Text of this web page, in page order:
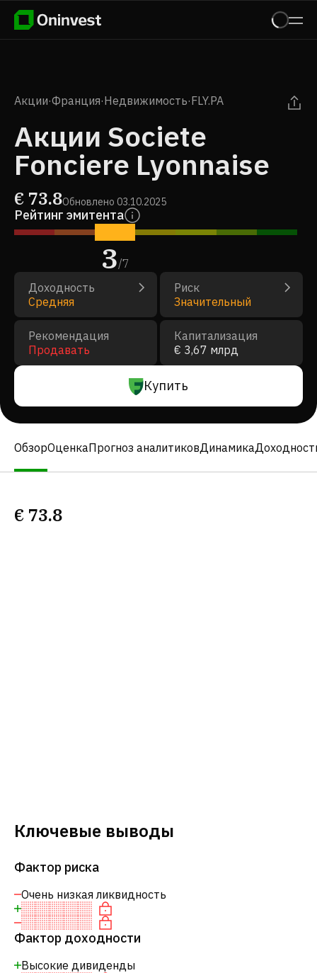
Акции·Франция·Недвижимость·FLY.PA
Акции Societe
Fonciere Lyonnaise
€ 73.8Обновлено 03.10.2025
Рейтинг эмитента
3/7
Доходность
Средняя
Риск
Значительный
Рекомендация
Продавать
Капитализация
€ 3,67 млрд
Купить
ОбзорОценкаПрогноз аналитиковДинамика
€ 73.8
Ключевые выводы
Фактор риска
Очень низкая ликвидность
Фактор доходности
Высокие дивиденды